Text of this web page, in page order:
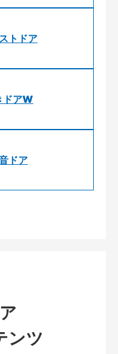
トドア
ドアW
ドア
ンツ